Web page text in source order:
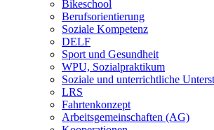
Bikeschool
Berufsorientierung
Soziale Kompetenz
DELF
Sport und Gesundheit
WPU, Sozialpraktikum
Soziale und unterrichtliche
LRS
Fahrtenkonzept
Arbeitsgemeinschaften (AG)